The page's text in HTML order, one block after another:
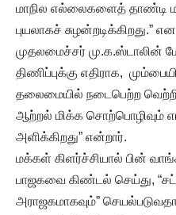
மாநில எல்லைகளைத் தாண்டி
புயலாகச் சுழன்றடிக்கிறது.”
முதலமைச்சர் மு.க.ஸ்டாலின்
திணிப்புக்கு எதிராக,
தலைமையில் நடைபெற்ற
ஆற்றல் மிக்க சொற்பொழிவும்
அளிக்கிறது” என்றார்.
மக்கள் கிளர்ச்சியால் பின்
பாஜகவை கிண்டல் செய்து,
அராஜகமாகவும்”